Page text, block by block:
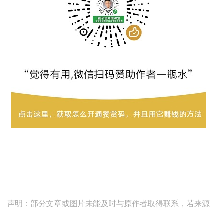
声明：部分文章或图片未能及时与原作者取得联系，若来源